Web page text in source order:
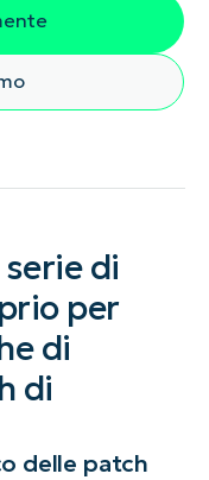
di
per
di
di
delle patch